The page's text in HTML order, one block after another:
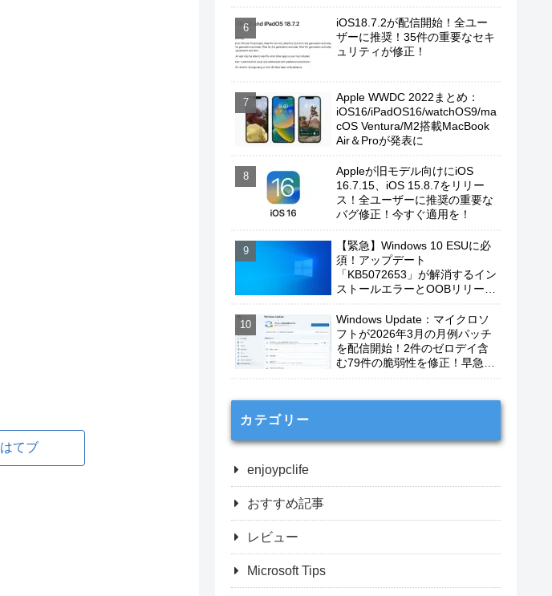
はてブ
iOS18.7.2が配信開始！全ユー
ザーに推奨！35件の重要なセキ
ュリティが修正！
Apple WWDC 2022まとめ：
iOS16/iPadOS16/watchOS9/ma
cOS Ventura/M2搭載MacBook
Air＆Proが発表に
Appleが旧モデル向けにiOS
16.7.15、iOS 15.8.7をリリー
ス！全ユーザーに推奨の重要な
バグ修正！今すぐ適用を！
【緊急】Windows 10 ESUに必
須！アップデート
「KB5072653」が解消するイン
ストールエラーとOOBリリース
Windows Update：マイクロソ
フトが2026年3月の月例パッチ
を配信開始！2件のゼロデイ含
む79件の脆弱性を修正！早急に
カテゴリー
enjoypclife
おすすめ記事
レビュー
Microsoft Tips